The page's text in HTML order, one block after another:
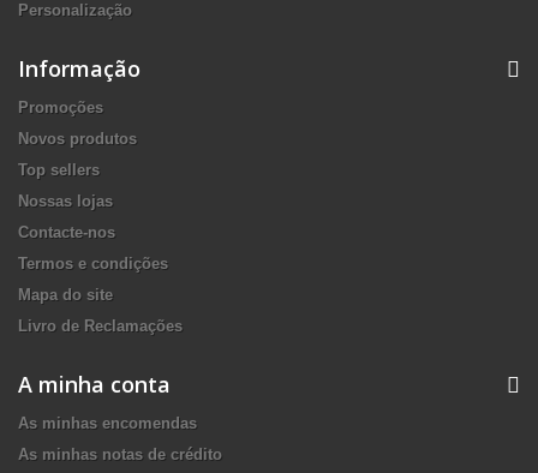
Personalização
Informação
Promoções
Novos produtos
Top sellers
Nossas lojas
Contacte-nos
Termos e condições
Mapa do site
Livro de Reclamações
A minha conta
As minhas encomendas
As minhas notas de crédito